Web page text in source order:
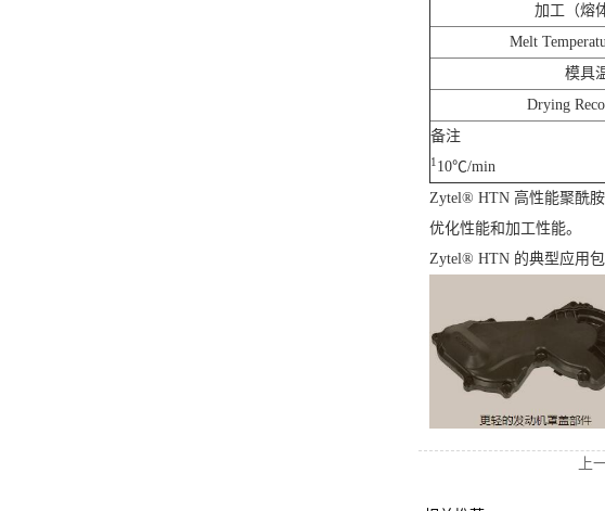
加工（熔
Melt
模具
Drying
备注
1 10℃/min
Zytel® HTN 高性能聚酰
优化性能和加工性能。
Zytel® HTN 的典型应用
上